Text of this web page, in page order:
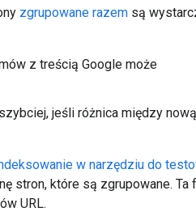
zgrupowane razem są
z treścią Google może
jeśli różnica między
w narzędziu do
stron, które są zgrupowane. Ta
URL.